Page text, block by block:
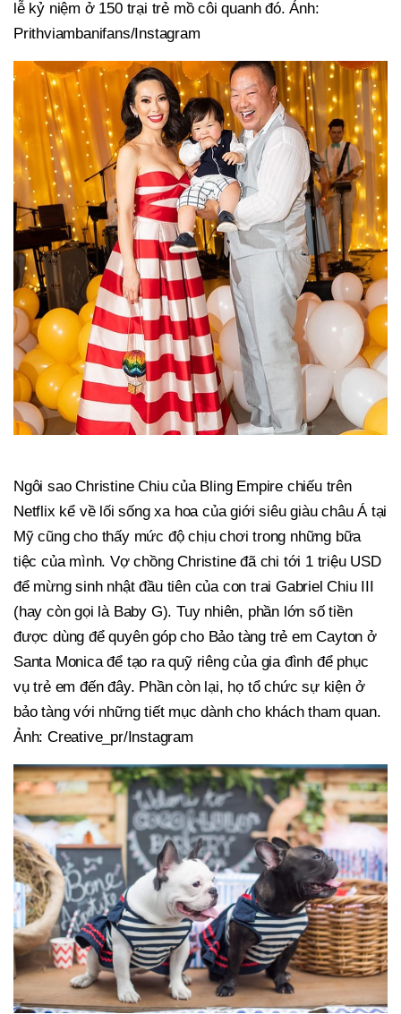
lễ kỷ niệm ở 150 trại trẻ mồ côi quanh đó. Ảnh:
Prithviambanifans/Instagram
Ngôi sao Christine Chiu của Bling Empire chiếu trên
Netflix kể về lối sống xa hoa của giới siêu giàu châu Á tại
Mỹ cũng cho thấy mức độ chịu chơi trong những bữa
tiệc của mình. Vợ chồng Christine đã chi tới 1 triệu USD
để mừng sinh nhật đầu tiên của con trai Gabriel Chiu III
(hay còn gọi là Baby G). Tuy nhiên, phần lớn số tiền
được dùng để quyên góp cho Bảo tàng trẻ em Cayton ở
Santa Monica để tạo ra quỹ riêng của gia đình để phục
vụ trẻ em đến đây. Phần còn lại, họ tổ chức sự kiện ở
bảo tàng với những tiết mục dành cho khách tham quan.
Ảnh: Creative_pr/Instagram